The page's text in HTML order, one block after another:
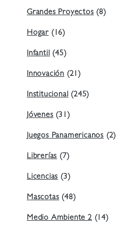
Grandes Proyectos (8)
Hogar (16)
Infantil (45)
Innovación (21)
Institucional (245)
Jóvenes (31)
Juegos Panamericanos (2)
Librerías (7)
Licencias (3)
Mascotas (48)
Medio Ambiente 2(14)